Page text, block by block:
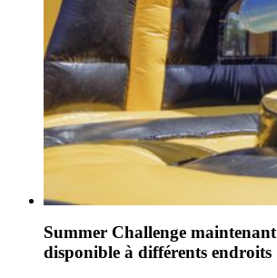
Summer Challenge maintenant
disponible à différents endroits